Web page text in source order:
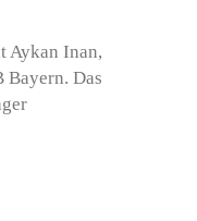
Aykan Inan,
Das